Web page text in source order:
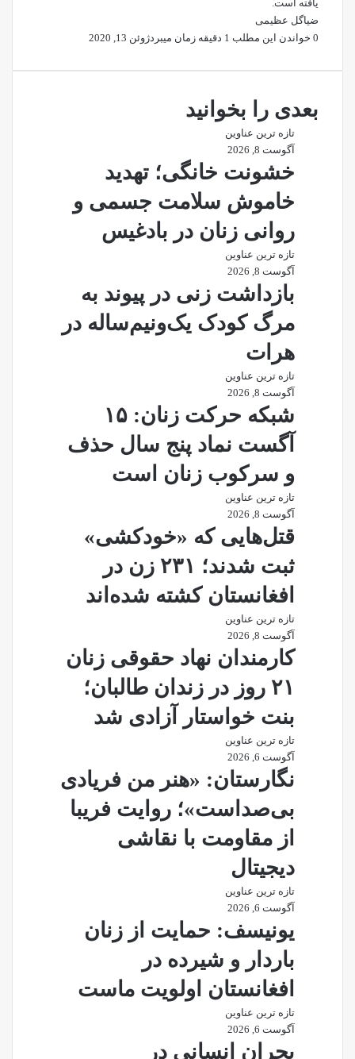
یافته است.
ضیاگل عظیمی
ژوئن 13, 2020
0 خواندن این مطلب 1 دقیقه زمان میبرد
بعدی را بخوانید
تازه ترین عناوین
آگوست 8, 2026
خشونت خانگی؛ تهدید
خاموش سلامت جسمی و
روانی زنان در بادغیس
تازه ترین عناوین
آگوست 8, 2026
بازداشت زنی در پیوند به
مرگ کودک یک‌ونیم‌ساله در
هرات
تازه ترین عناوین
آگوست 8, 2026
شبکه حرکت زنان: ۱۵
آگست نماد پنج سال حذف
و سرکوب زنان است
تازه ترین عناوین
آگوست 8, 2026
قتل‌هایی که «خودکشی»
ثبت شدند؛ ۲۳۱ زن در
افغانستان کشته شده‌اند
تازه ترین عناوین
آگوست 8, 2026
کارمندان نهاد حقوقی زنان
۲۱ روز در زندان طالبان؛
بنت خواستار آزادی شد
تازه ترین عناوین
آگوست 6, 2026
نگارستان: «هنر من فریادی
بی‌صداست»؛ روایت فریبا
از مقاومت با نقاشی
دیجیتال
تازه ترین عناوین
آگوست 6, 2026
یونیسف: حمایت از زنان
باردار و شیرده در
افغانستان اولویت ماست
تازه ترین عناوین
آگوست 6, 2026
بحران انسانی در